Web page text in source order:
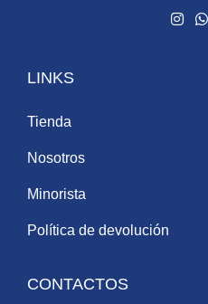
LINKS
Tienda
Nosotros
Minorista
Política de devolución
CONTACTOS